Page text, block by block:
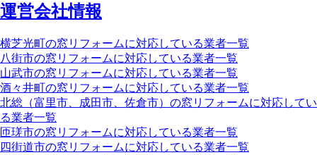
運営会社情報
横芝光町の窓リフォームに対応している業者一覧
八街市の窓リフォームに対応している業者一覧
山武市の窓リフォームに対応している業者一覧
酒々井町の窓リフォームに対応している業者一覧
北総（富里市、成田市、佐倉市）の窓リフォームに対応してい
る業者一覧
匝瑳市の窓リフォームに対応している業者一覧
四街道市の窓リフォームに対応している業者一覧